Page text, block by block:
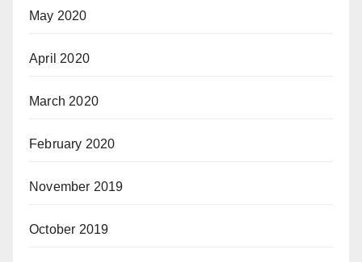
May 2020
April 2020
March 2020
February 2020
November 2019
October 2019